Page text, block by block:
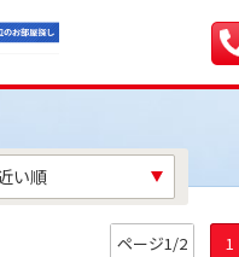
ページ1/2 1